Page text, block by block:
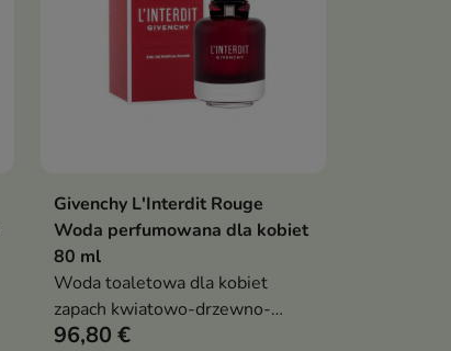
Dodaj do koszyka
Givenchy L'Interdit Rouge
Woda perfumowana dla kobiet
80 ml
Woda toaletowa dla kobiet
zapach kwiatowo-drzewno-
przyprawowy, nuty czerwonej
96,80 €